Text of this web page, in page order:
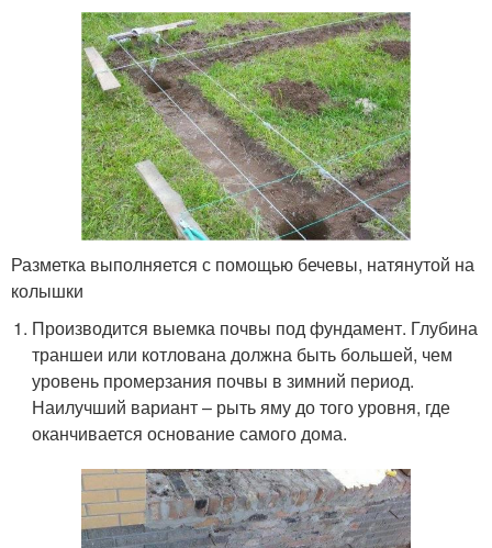
Разметка выполняется с помощью бечевы, натянутой на
колышки
Производится выемка почвы под фундамент. Глубина
траншеи или котлована должна быть большей, чем
уровень промерзания почвы в зимний период.
Наилучший вариант – рыть яму до того уровня, где
оканчивается основание самого дома.